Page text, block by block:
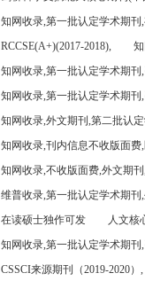
知网收录,第一批认定学术期刊
RCCSE(A+)(2017-2018),
知网收录,第一批认定学术期
知网收录,第一批认定学术期
知网收录,外文期刊,第二批认
知网收录,刊内信息不收版面
知网收录,不收版面费,外文期
维普收录,第一批认定学术期刊
在读硕士独作可发
人文核
知网收录,第一批认定学术期
CSSCI来源期刊（2019-2020）,